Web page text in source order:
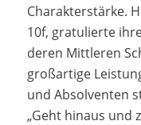
Charakterstärke.
10f, gratulierte
deren Mittleren
großartige
und Absolventen
„Geht hinaus und